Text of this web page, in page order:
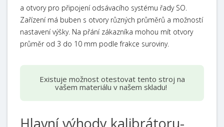
a otvory pro připojení odsávacího systému řady SO.
Zařízení má buben s otvory různých průměrů a možností
nastavení výšky. Na přání zákazníka mohou mít otvory
průměr od 3 do 10 mm podle frakce suroviny.
Existuje možnost otestovat tento stroj na
vašem materiálu v našem skladu!